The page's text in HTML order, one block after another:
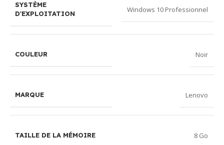
SYSTÈME
D'EXPLOITATION
Windows 10 Professionnel
COULEUR Noir
MARQUE Lenovo
TAILLE DE LA MÉMOIRE 8 Go